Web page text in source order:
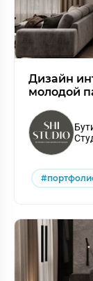
Дизайн
молодой